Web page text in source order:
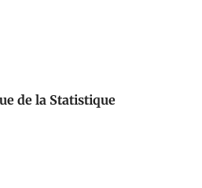
de la Statistique